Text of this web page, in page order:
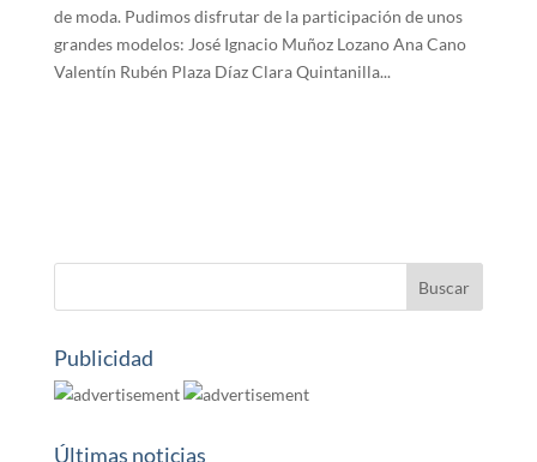
de moda. Pudimos disfrutar de la participación de unos
grandes modelos: José Ignacio Muñoz Lozano Ana Cano
Valentín Rubén Plaza Díaz Clara Quintanilla...
Publicidad
Últimas noticias